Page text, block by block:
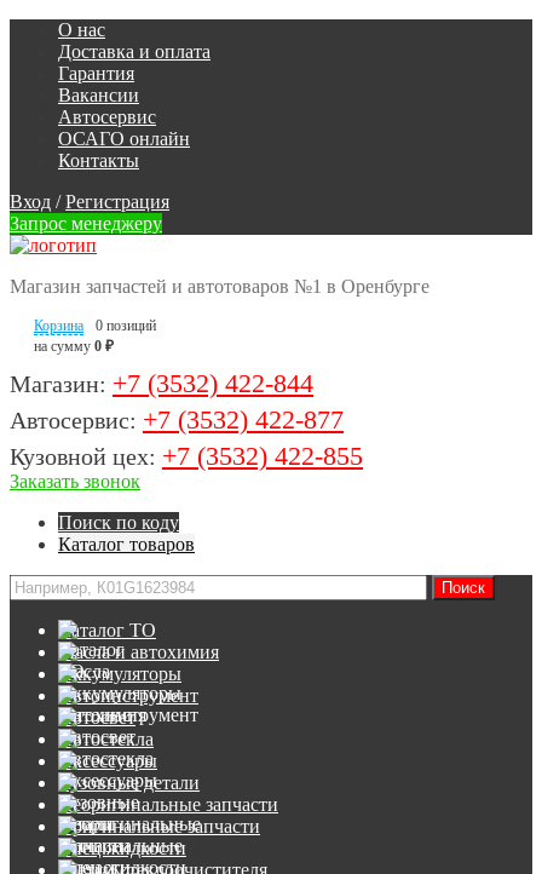
О нас
Доставка и оплата
Гарантия
Вакансии
Автосервис
ОСАГО онлайн
Контакты
Вход / Регистрация
Запрос менеджеру
Магазин запчастей и автотоваров №1 в Оренбурге
Корзина
0 позиций
на сумму 0 ₽
Магазин: +7 (3532) 422-844
Автосервис: +7 (3532) 422-877
Кузовной цех: +7 (3532) 422-855
Заказать звонок
Поиск по коду
Каталог товаров
Каталог ТО
Масла и автохимия
Аккумуляторы
Автоинструмент
Автосвет
Автостекла
Аксессуары
Кузовные детали
Неоригинальные запчасти
Оригинальные запчасти
Спец.жидкости
Щетки стеклоочистителя